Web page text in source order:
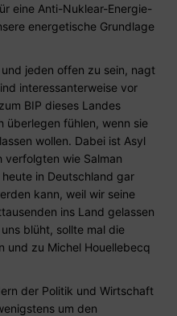
eine Anti-Nuklear-Energie-
energetische Grundlage
jeden offen zu sein, nagt
interessanterweise vor
BIP dieses Landes
überlegen fühlen, wenn sie
wollen. Dabei ist Asyl
verfolgten wie Salman
in Deutschland gar
kann, weil wir seine
ins Land gelassen
blüht, sollte mal die
und zu Michel Houellebecq
der Politik und Wirtschaft
um den